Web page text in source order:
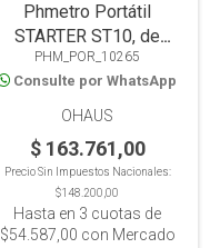
Phmetro Portátil
STARTER ST10, de
bolsillo, sin ATC
PHM_POR_10265
Consulte por WhatsApp
OHAUS
$ 163.761,00
Precio Sin Impuestos Nacionales:
$148.200,00
Hasta en 3 cuotas de
$54.587,00 con Mercado